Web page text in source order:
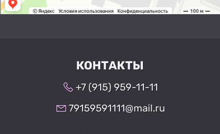
КОНТАКТЫ
+7 (915) 959-11-11
79159591111@mail.ru